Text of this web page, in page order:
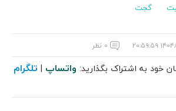
گجت
۲۰:۵۹:۵۹ ۰ نظر
خود به اشتراک بگذارید: واتساپ | تلگرام